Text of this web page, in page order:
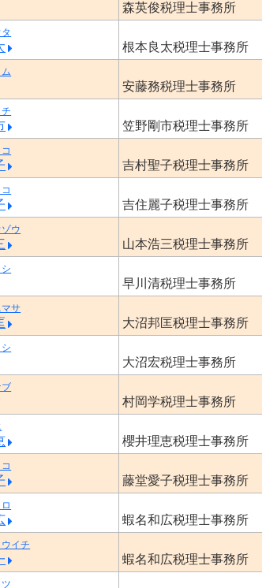
森英俊税理士事務所
根本良太税理士事務所
安藤務税理士事務所
笠野剛市税理士事務所
吉村聖子税理士事務所
吉住麗子税理士事務所
ウ
山本浩三税理士事務所
早川清税理士事務所
サ
大沼邦匡税理士事務所
大沼宏税理士事務所
村岡学税理士事務所
櫻井理恵税理士事務所
藤堂愛子税理士事務所
蝦名和広税理士事務所
イチ
蝦名和広税理士事務所